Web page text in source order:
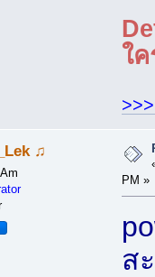
ใ
♫
PM »
ส